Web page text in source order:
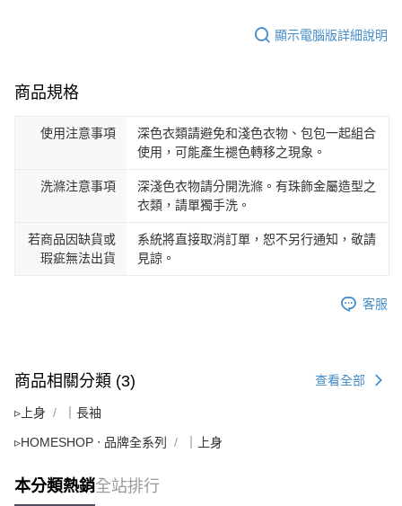
顯示電腦版詳細說明
商品規格
使用注意事項
深色衣類請避免和淺色衣物、包包一起組合
使用，可能產生褪色轉移之現象。
洗滌注意事項
深淺色衣物請分開洗滌。有珠飾金屬造型之
衣類，請單獨手洗。
若商品因缺貨或
瑕疵無法出貨
系統將直接取消訂單，恕不另行通知，敬請
見諒。
客服
商品相關分類 (3) 查看全部
▹上身 ｜長袖
▹HOMESHOP ‧ 品牌全系列 ｜上身
本分類熱銷全站排行